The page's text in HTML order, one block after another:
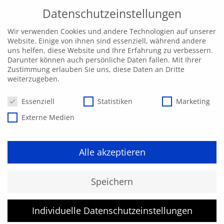
Fachkraft für
Schienentechnik (FaSt)
Datenschutzeinstellungen
Wir verwenden Cookies und andere Technologien auf unserer
Website. Einige von ihnen sind essenziell, während andere
uns helfen, diese Website und Ihre Erfahrung zu verbessern.
Darunter können auch persönliche Daten fallen. Mit Ihrer
Zustimmung erlauben Sie uns, diese Daten an Dritte
weiterzugeben.
Datenschutzeinstellungen
Essenziell Statistiken
Marketing
Externe Medien
Alle akzeptieren
Speichern
Individuelle Datenschutzeinstellungen